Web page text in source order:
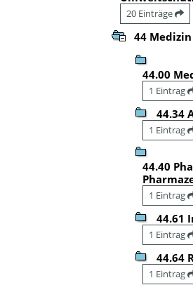
20 Einträge
44 Medizin
44.00
1 Eintrag
44.34
1 Eintrag
44.40
1 Eintrag
44.61
1 Eintrag
44.64
1 Eintrag